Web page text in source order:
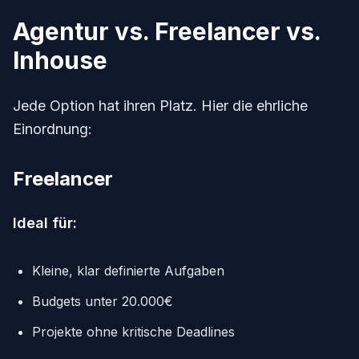
Agentur vs. Freelancer vs.
Inhouse
Jede Option hat ihren Platz. Hier die ehrliche
Einordnung:
Freelancer
Ideal für:
Kleine, klar definierte Aufgaben
Budgets unter 20.000€
Projekte ohne kritische Deadlines